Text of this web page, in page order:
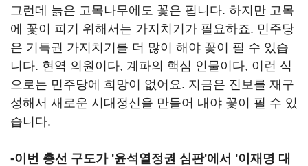
그런데 늙은 고목나무에도 꽃은 핍니다. 하지만 고목
에 꽃이 피기 위해서는 가지치기가 필요하죠. 민주당
은 기득권 가지치기를 더 많이 해야 꽃이 필 수 있습
니다. 현역 의원이다, 계파의 핵심 인물이다, 이런 식
으로는 민주당에 희망이 없어요. 지금은 진보를 재구
성해서 새로운 시대정신을 만들어 내야 꽃이 필 수 있
습니다.
-이번 총선 구도가 '윤석열정권 심판'에서 '이재명 대